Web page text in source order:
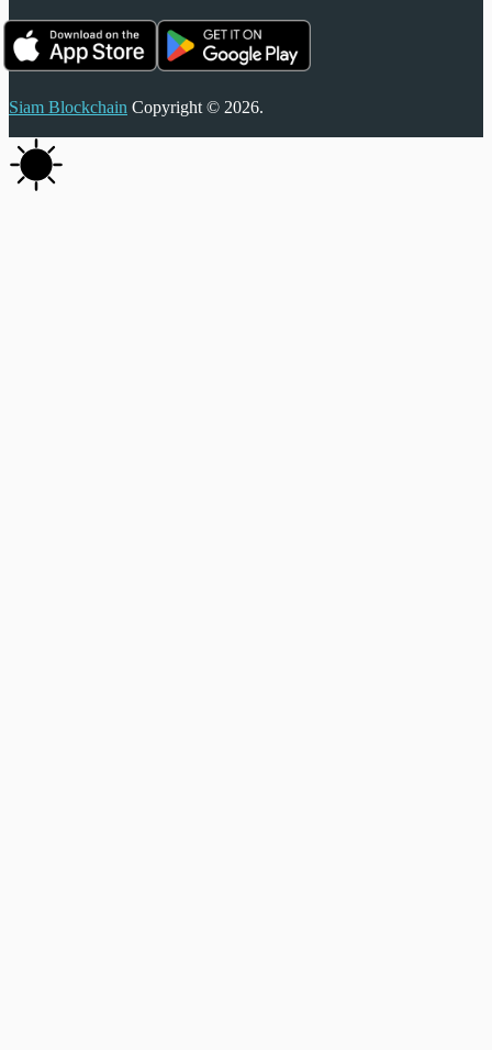
Siam Blockchain Copyright © 2026.